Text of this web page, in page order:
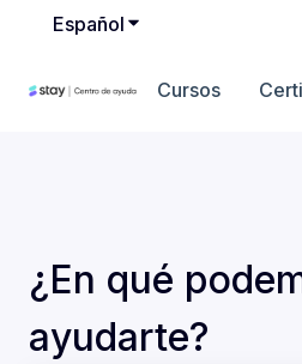
Español Traducciones de
Cursos
¿En qué
ayudarte?